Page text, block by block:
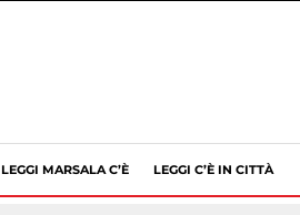
LEGGI MARSALA C’È LEGGI C’È IN CITTÀ